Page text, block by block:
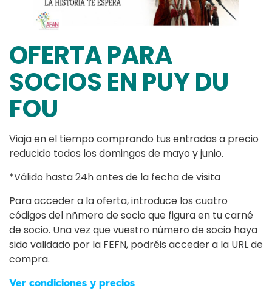
OFERTA PARA
SOCIOS EN PUY DU
FOU
Viaja en el tiempo comprando tus entradas a precio
reducido todos los domingos de mayo y junio.
*Válido hasta 24h antes de la fecha de visita
Para acceder a la oferta, introduce los cuatro
códigos del nñmero de socio que figura en tu carné
de socio. Una vez que vuestro número de socio haya
sido validado por la FEFN, podréis acceder a la URL de
compra.
Ver condiciones y precios